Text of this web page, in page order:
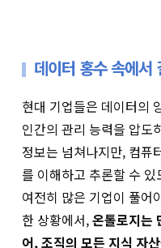
데이터 홍수 속에서
현대 기업들은 데이터의
인간의 관리 능력을 압도
정보는 넘쳐나지만, 컴퓨
를 이해하고 추론할 수
여전히 많은 기업이 풀어
한 상황에서,온톨로지는
어, 조직의 모든 지식 자